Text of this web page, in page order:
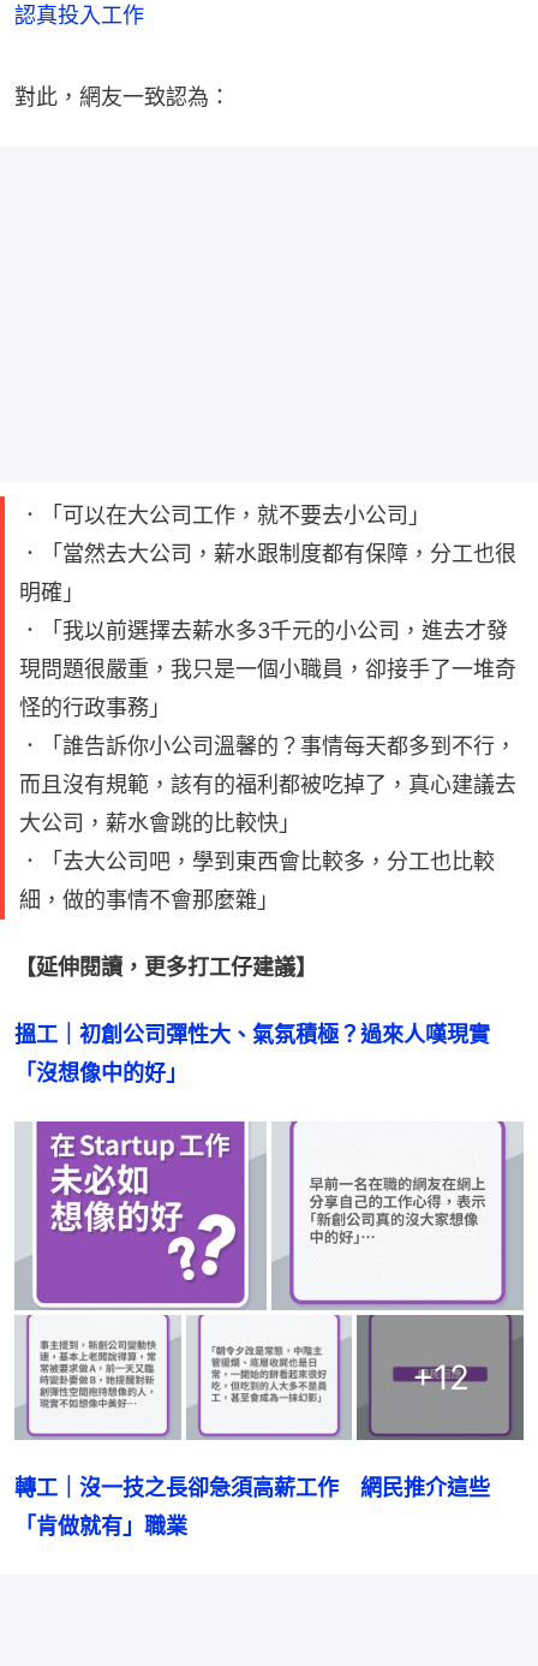
認真投入工作
對此，網友一致認為：
．「可以在大公司工作，就不要去小公司」
．「當然去大公司，薪水跟制度都有保障，分工也很
明確」
．「我以前選擇去薪水多3千元的小公司，進去才發
現問題很嚴重，我只是一個小職員，卻接手了一堆奇
怪的行政事務」
．「誰告訴你小公司溫馨的？事情每天都多到不行，
而且沒有規範，該有的福利都被吃掉了，真心建議去
大公司，薪水會跳的比較快」
．「去大公司吧，學到東西會比較多，分工也比較
細，做的事情不會那麼雜」
【延伸閱讀，更多打工仔建議】
搵工｜初創公司彈性大、氣氛積極？過來人嘆現實
「沒想像中的好」
+12
轉工｜沒一技之長卻急須高薪工作　網民推介這些
「肯做就有」職業